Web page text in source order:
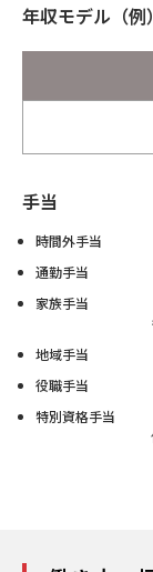
年収モデル（例）
手当
時間外手当
通勤手当
家族手当
地域手当
役職手当
特別資格手当